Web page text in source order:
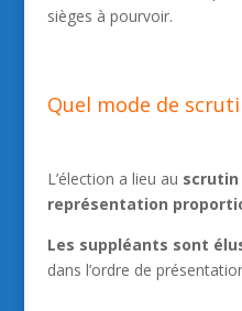
sièges à pourvoir.
Quel mode de
L’élection a lieu au scrutin
représentation
Les suppléants sont
dans l’ordre de